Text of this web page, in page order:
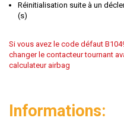
Réinitialisation suite à un
(s)
Si vous avez le code défaut
changer le contacteur tournant
calculateur airbag
Informations: